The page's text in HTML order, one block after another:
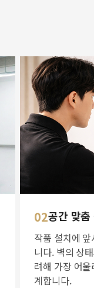
02공간 맞
작품 설치에
니다. 벽의 상
려해 가장 어
계합니다.